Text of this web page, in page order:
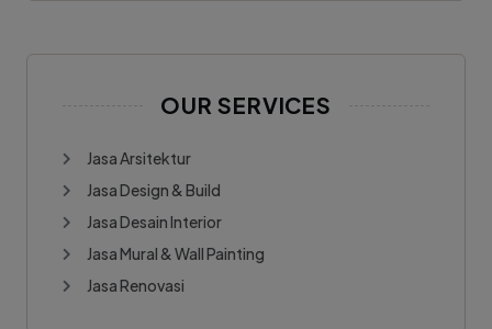
OUR SERVICES
Jasa Arsitektur
Jasa Design & Build
Jasa Desain Interior
Jasa Mural & Wall Painting
Jasa Renovasi